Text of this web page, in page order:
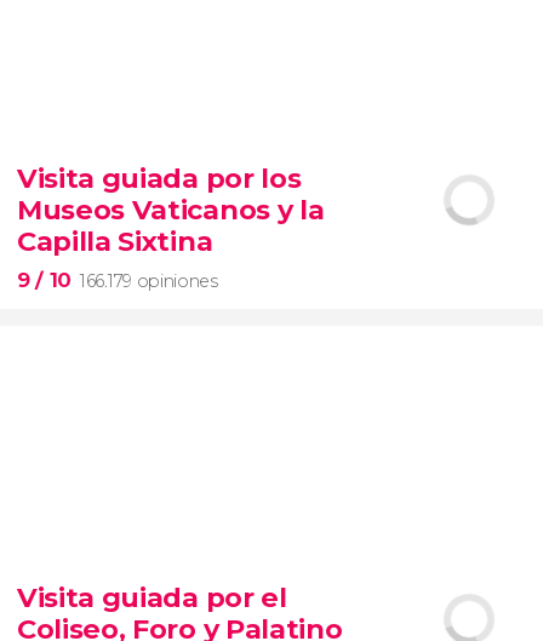
Contrastes de Nueva York
barrios de Queens, el Bronx y Brooklyn
Visita guiada por los
Museos Vaticanos y la
Capilla Sixtina
9/ 10 166.179 opiniones
visita guiada por los Museos Vaticanos y la Capilla
Sixtina
Visita guiada por el
Coliseo, Foro y Palatino